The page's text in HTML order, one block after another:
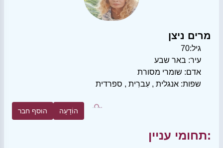
מרים ניצן
גיל:70
עיר: באר שבע
אדם: שומרי מסורת
שפות: אנגלית , עִברִית , ספרדית
הוסף חבר הוֹדָעָה
תחומי עניין: